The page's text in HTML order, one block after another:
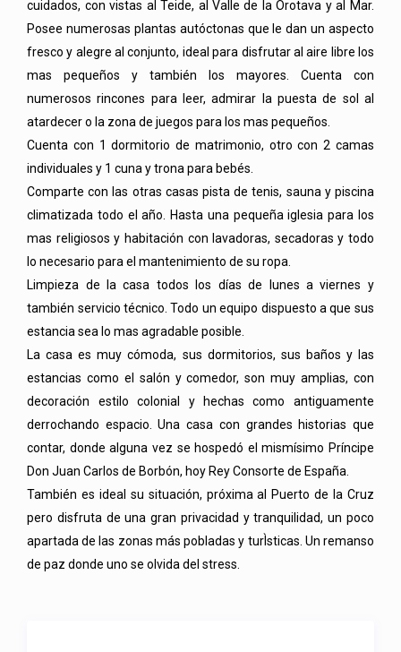
cuidados, con vistas al Teide, al Valle de la Orotava y al Mar.
Posee numerosas plantas autóctonas que le dan un aspecto
fresco y alegre al conjunto, ideal para disfrutar al aire libre los
mas pequeños y también los mayores. Cuenta con
numerosos rincones para leer, admirar la puesta de sol al
atardecer o la zona de juegos para los mas pequeños.
Cuenta con 1 dormitorio de matrimonio, otro con 2 camas
individuales y 1 cuna y trona para bebés.
Comparte con las otras casas pista de tenis, sauna y piscina
climatizada todo el año. Hasta una pequeña iglesia para los
mas religiosos y habitación con lavadoras, secadoras y todo
lo necesario para el mantenimiento de su ropa.
Limpieza de la casa todos los días de lunes a viernes y
también servicio técnico. Todo un equipo dispuesto a que sus
estancia sea lo mas agradable posible.
La casa es muy cómoda, sus dormitorios, sus baños y las
estancias como el salón y comedor, son muy amplias, con
decoración estilo colonial y hechas como antiguamente
derrochando espacio. Una casa con grandes historias que
contar, donde alguna vez se hospedó el mismísimo Príncipe
Don Juan Carlos de Borbón, hoy Rey Consorte de España.
También es ideal su situación, próxima al Puerto de la Cruz
pero disfruta de una gran privacidad y tranquilidad, un poco
apartada de las zonas más pobladas y turÌsticas. Un remanso
de paz donde uno se olvida del stress.